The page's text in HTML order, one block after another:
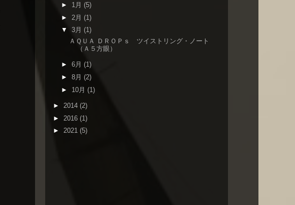
► 1月 (5)
► 2月 (1)
▼ 3月 (1)
ＡＱＵＡ ＤＲＯＰｓ ツイストリング・ノート
（Ａ５方眼）
► 6月 (1)
► 8月 (2)
► 10月 (1)
► 2014 (2)
► 2016 (1)
► 2021 (5)